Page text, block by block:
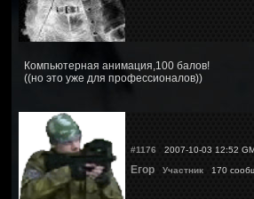
Компьютерная анимация,100 балов!
((но это уже для профессионалов))
#1176 2007-10-03 12:52
Егор Участник 170